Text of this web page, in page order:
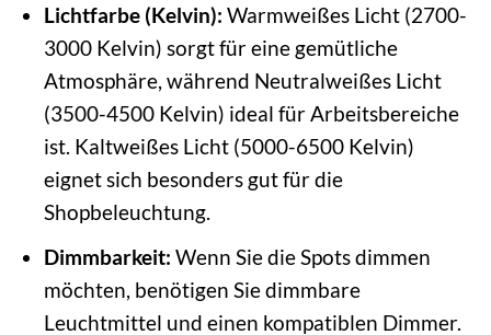
Lichtfarbe (Kelvin): Warmweißes Licht (2700-
3000 Kelvin) sorgt für eine gemütliche
Atmosphäre, während Neutralweißes Licht
(3500-4500 Kelvin) ideal für Arbeitsbereiche
ist. Kaltweißes Licht (5000-6500 Kelvin)
eignet sich besonders gut für die
Shopbeleuchtung.
Dimmbarkeit: Wenn Sie die Spots dimmen
möchten, benötigen Sie dimmbare
Leuchtmittel und einen kompatiblen Dimmer.